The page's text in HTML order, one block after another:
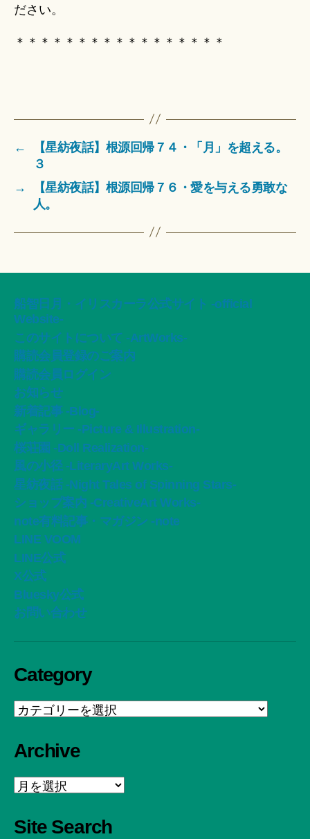
ださい。
＊＊＊＊＊＊＊＊＊＊＊＊＊＊＊＊＊
←
【星紡夜話】根源回帰７４・「月」を超える。
３
→
【星紡夜話】根源回帰７６・愛を与える勇敢な
人。
船智日月・イリスカーラ公式サイト -official
Website-
このサイトについて -ArtWorks-
購読会員登録のご案内
購読会員ログイン
お知らせ
新着記事 -Blog-
ギャラリー -Picture & Illustration-
桜荘園 -Doll Realization-
風の小径 -LiteraryArt Works-
星紡夜話 -Night Tales of Spinning Stars-
ショップ案内 -CreativeArt Works-
note有料記事・マガジン -note
LINE VOOM
LINE公式
X公式
Bluesky公式
お問い合わせ
Category
Category
Archive
Archive
Site Search